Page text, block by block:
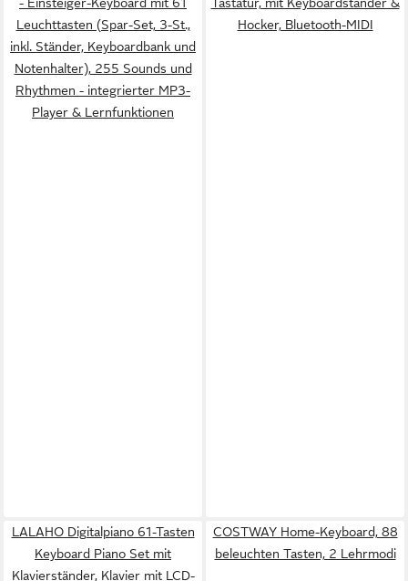
Leuchttasten (Spar-Set, 3-St.,
inkl. Ständer, Keyboardbank und
Notenhalter), 255 Sounds und
Rhythmen - integrierter MP3-
Player & Lernfunktionen
Hocker, Bluetooth-MIDI
LALAHO Digitalpiano 61-Tasten
Keyboard Piano Set mit
Klavierständer, Klavier mit LCD-
COSTWAY Home-Keyboard, 88
beleuchten Tasten, 2 Lehrmodi